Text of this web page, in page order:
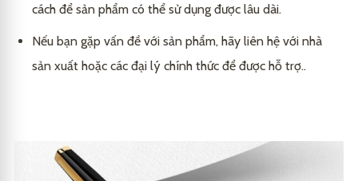
cách để sản phẩm có thể sử dụng được lâu dài.
Nếu bạn gặp vấn đề với sản phẩm, hãy liên hệ với nhà
sản xuất hoặc các đại lý chính thức để được hỗ trợ..